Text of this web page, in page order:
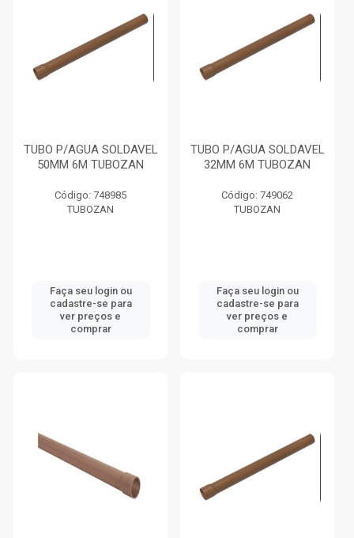
TUBO P/AGUA SOLDAVEL
50MM 6M TUBOZAN
Código: 748985
TUBOZAN
Faça seu login ou
cadastre-se para
ver preços e
comprar
TUBO P/AGUA SOLDAVEL
32MM 6M TUBOZAN
Código: 749062
TUBOZAN
Faça seu login ou
cadastre-se para
ver preços e
comprar